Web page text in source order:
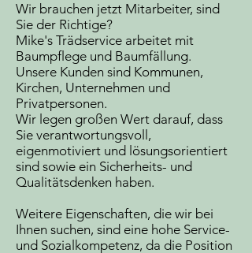
Wir brauchen jetzt Mitarbeiter, sind
Sie der Richtige?
Mike's Trädservice arbeitet mit
Baumpflege und Baumfällung.
Unsere Kunden sind Kommunen,
Kirchen, Unternehmen und
Privatpersonen.
Wir legen großen Wert darauf, dass
Sie verantwortungsvoll,
eigenmotiviert und lösungsorientiert
sind sowie ein Sicherheits- und
Qualitätsdenken haben.
Weitere Eigenschaften, die wir bei
Ihnen suchen, sind eine hohe Service-
und Sozialkompetenz, da die Position